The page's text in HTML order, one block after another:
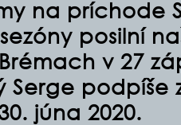
na príchode
posilní
v 27
Serge podpíše
júna 2020.